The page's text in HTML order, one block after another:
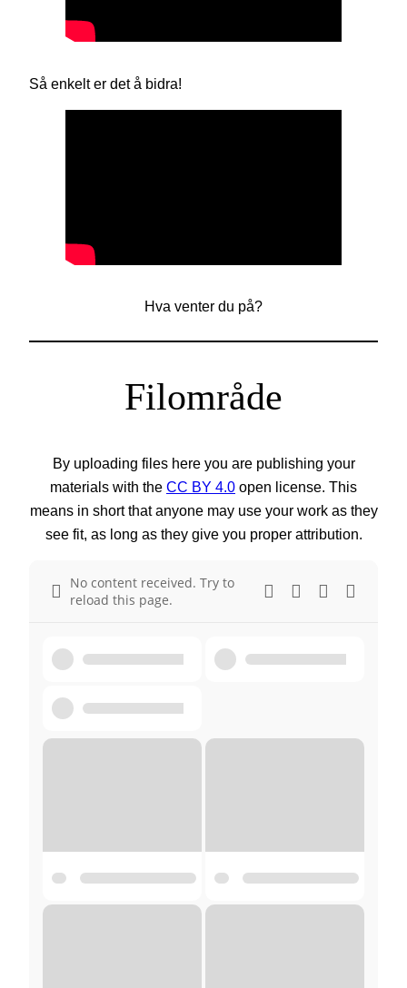
Så enkelt er det å bidra!
Hva venter du på?
Filområde
By uploading files here you are publishing your
materials with the CC BY 4.0 open license. This
means in short that anyone may use your work as they
see fit, as long as they give you proper attribution.
No content received. Try to
reload this page.